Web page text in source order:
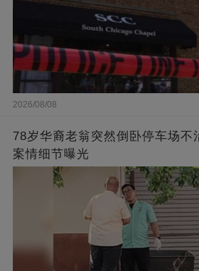
2026/08/08
78岁华裔老翁突然倒卧停车场不
案情细节曝光